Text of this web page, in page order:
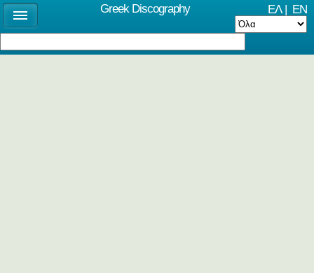
ΕΛ| EN
Greek Discography